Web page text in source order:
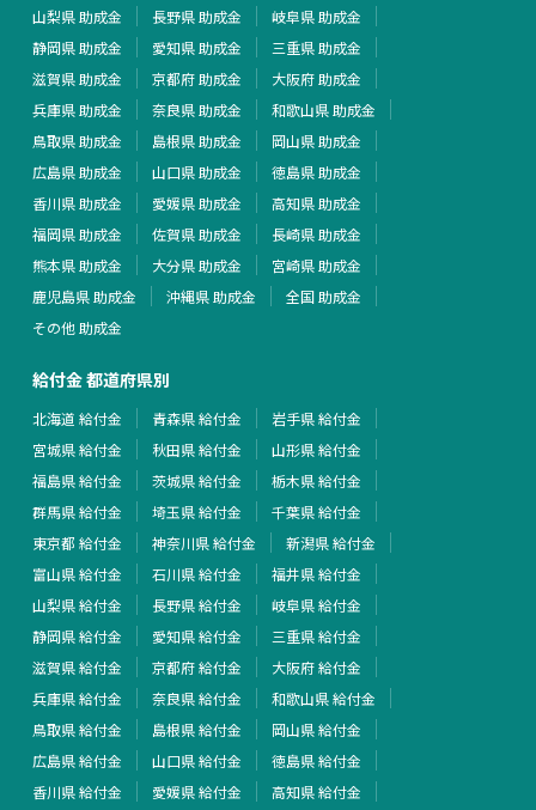
山梨県 助成金
長野県 助成金
岐阜県 助成金
静岡県 助成金
愛知県 助成金
三重県 助成金
滋賀県 助成金
京都府 助成金
大阪府 助成金
兵庫県 助成金
奈良県 助成金
和歌山県 助成金
鳥取県 助成金
島根県 助成金
岡山県 助成金
広島県 助成金
山口県 助成金
徳島県 助成金
香川県 助成金
愛媛県 助成金
高知県 助成金
福岡県 助成金
佐賀県 助成金
長崎県 助成金
熊本県 助成金
大分県 助成金
宮崎県 助成金
鹿児島県 助成金
沖縄県 助成金
全国 助成金
その他 助成金
給付金 都道府県別
北海道 給付金 青森県 給付金
岩手県 給付金
宮城県 給付金
秋田県 給付金
山形県 給付金
福島県 給付金
茨城県 給付金
栃木県 給付金
群馬県 給付金
埼玉県 給付金
千葉県 給付金
東京都 給付金
神奈川県 給付金
新潟県 給付金
富山県 給付金
石川県 給付金
福井県 給付金
山梨県 給付金
長野県 給付金
岐阜県 給付金
静岡県 給付金
愛知県 給付金
三重県 給付金
滋賀県 給付金
京都府 給付金
大阪府 給付金
兵庫県 給付金
奈良県 給付金
和歌山県 給付金
鳥取県 給付金
島根県 給付金
岡山県 給付金
広島県 給付金
山口県 給付金
徳島県 給付金
香川県 給付金
愛媛県 給付金
高知県 給付金